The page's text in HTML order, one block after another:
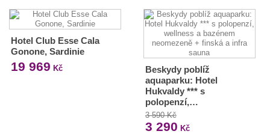
Hotel Club Esse Cala
Gonone, Sardinie
19 969 Kč
Beskydy poblíž
aquaparku: Hotel
Hukvaldy *** s
polopenzí,…
3 590 Kč
3 290 Kč